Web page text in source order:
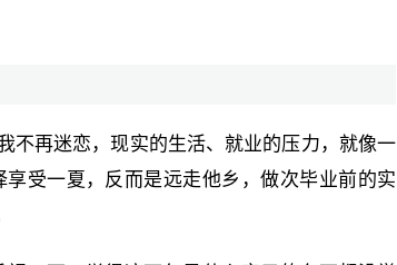
不再迷恋，现实的生活、就业的压力，就像一
受一夏，反而是远走他乡，做次毕业前的实